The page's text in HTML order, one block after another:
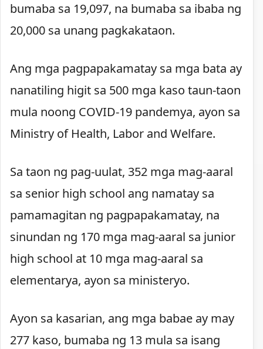
bumaba sa 19,097, na bumaba sa ibaba ng
20,000 sa unang pagkakataon.
Ang mga pagpapakamatay sa mga bata ay
nanatiling higit sa 500 mga kaso taun-taon
mula noong COVID-19 pandemya, ayon sa
Ministry of Health, Labor and Welfare.
Sa taon ng pag-uulat, 352 mga mag-aaral
sa senior high school ang namatay sa
pamamagitan ng pagpapakamatay, na
sinundan ng 170 mga mag-aaral sa junior
high school at 10 mga mag-aaral sa
elementarya, ayon sa ministeryo.
Ayon sa kasarian, ang mga babae ay may
277 kaso, bumaba ng 13 mula sa isang